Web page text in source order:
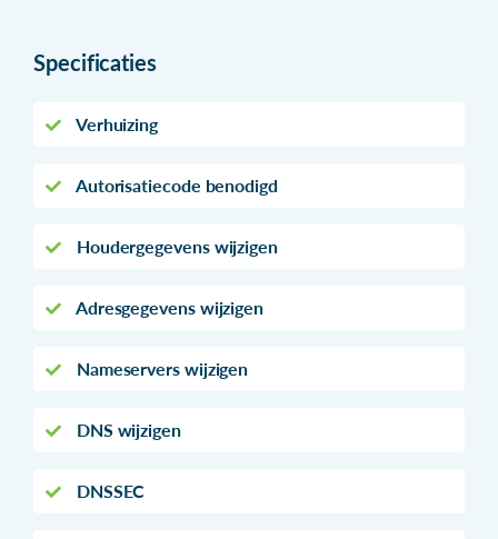
Specificaties
Verhuizing
Autorisatiecode benodigd
Houdergegevens wijzigen
Adresgegevens wijzigen
Nameservers wijzigen
DNS wijzigen
DNSSEC